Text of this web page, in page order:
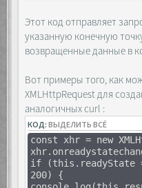
let
// Сортировка,
.sort((a, b) =>
b.dataset.order)
.forEach(el
});
});
Этот код отправляет
указанную конечную
возвращенные данные в
Вот примеры того, как
XMLHttpRequest для
аналогичных curl :
КОД:ВЫДЕЛИТЬ ВСЁ
const xhr = new
if (this.readyState
200) {